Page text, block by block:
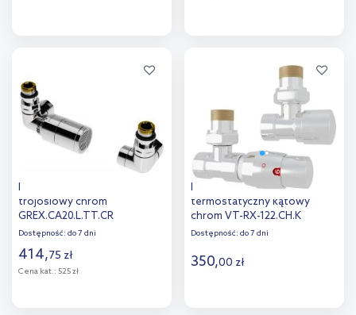
porównania porównania
Excellent Caldo zawór
trójosiowy chrom
GREX.CA20.L.TT.CR
Dostępność: do 7 dni
414,75 zł
Cena kat.: 525 zł
Radox RX122 zestaw
termostatyczny kątowy
chrom VT-RX-122.CH.K
Dostępność: do 7 dni
350,00 zł